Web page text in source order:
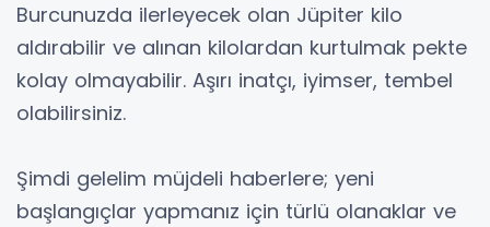
Burcunuzda ilerleyecek olan Jüpiter kilo
aldırabilir ve alınan kilolardan kurtulmak pekte
kolay olmayabilir. Aşırı inatçı, iyimser, tembel
olabilirsiniz.
Şimdi gelelim müjdeli haberlere; yeni
başlangıçlar yapmanız için türlü olanaklar ve